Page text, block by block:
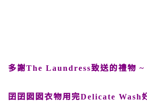
多謝The Laundress致送的禮物 ~
囝囝囡囡衣物用完Delicate Wash